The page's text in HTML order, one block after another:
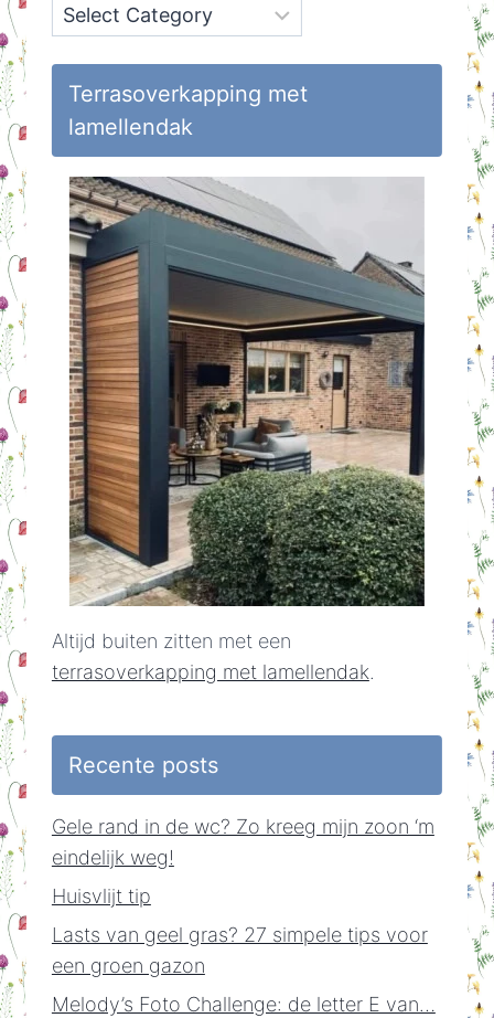
Onderwerpen
op
Huisvlijt
Terrasoverkapping met
lamellendak
Altijd buiten zitten met een
terrasoverkapping met lamellendak.
Recente posts
Gele rand in de wc? Zo kreeg mijn zoon ‘m
eindelijk weg!
Huisvlijt tip
Lasts van geel gras? 27 simpele tips voor
een groen gazon
Melody’s Foto Challenge: de letter E van…